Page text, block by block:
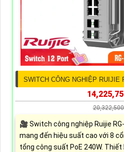
SWITCH CÔNG NGHIỆP RUIJIE
🎥 Switch công nghiệp Ruijie
mang đến hiệu suất cao với 8
tổng công suất PoE 240W. Thiết